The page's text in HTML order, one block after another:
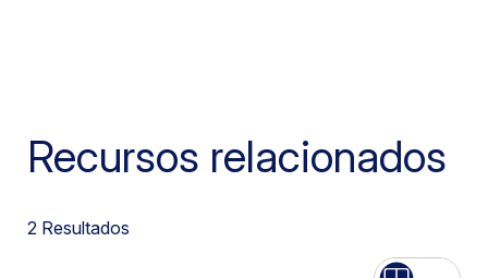
Recursos relacionados
2 Resultados